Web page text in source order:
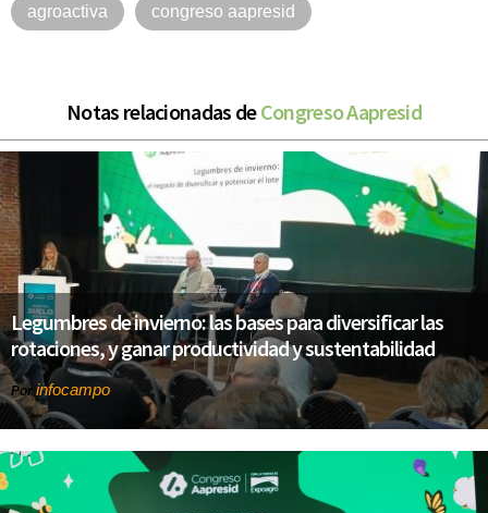
agroactiva congreso aapresid
Notas relacionadas deCongreso Aapresid
Legumbres de invierno: las bases para diversificar las
rotaciones, y ganar productividad y sustentabilidad
Por infocampo